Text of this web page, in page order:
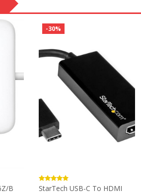
B
-30%
StarTech USB-C To HDMI